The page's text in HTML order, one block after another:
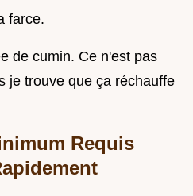
farce.
de cumin. Ce n'est pas
je trouve que ça réchauffe
Requis